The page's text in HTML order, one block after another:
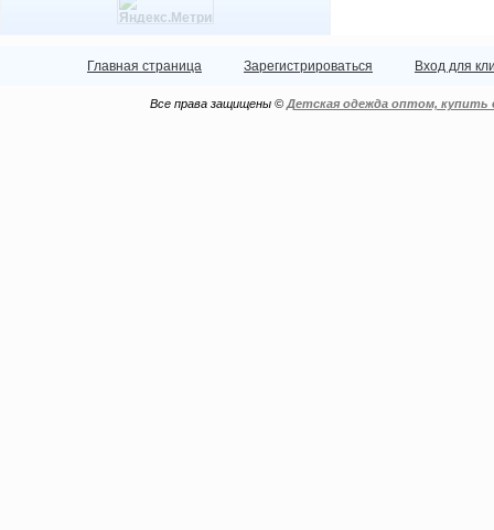
Главная страница Зарегистрироваться Вход для
Все права защищены © Детская одежда оптом,